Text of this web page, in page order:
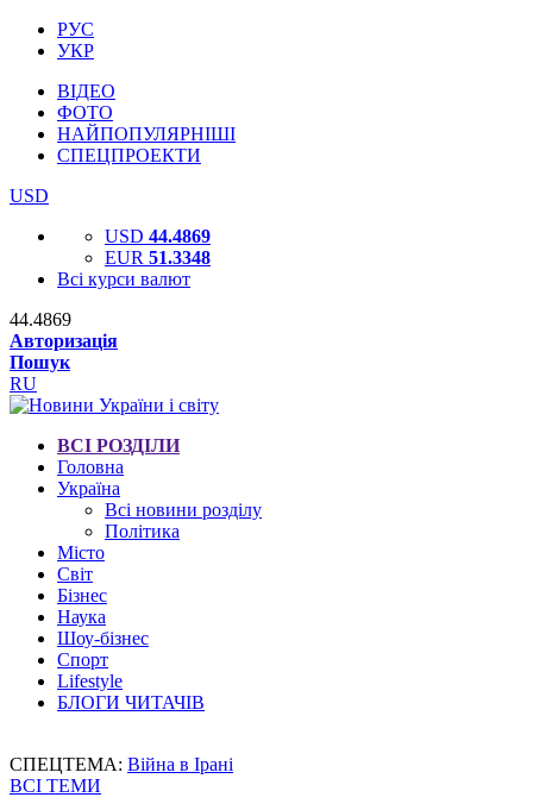
РУС
УКР
ВІДЕО
ФОТО
НАЙПОПУЛЯРНІШІ
СПЕЦПРОЕКТИ
USD
USD 44.4869
EUR 51.3348
Всі курси валют
44.4869
Авторизація
Пошук
RU
ВСІ РОЗДІЛИ
Головна
Україна
Всі новини розділу
Політика
Місто
Світ
Бізнес
Наука
Шоу-бізнес
Спорт
Lifestyle
БЛОГИ ЧИТАЧІВ
СПЕЦТЕМА: Війна в Ірані
ВСІ ТЕМИ